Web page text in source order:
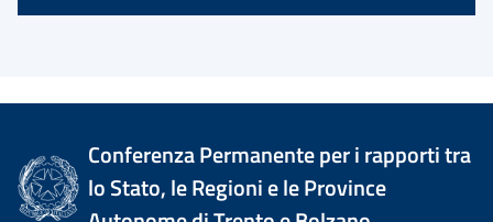
Conferenza Permanente per i rapporti tra
lo Stato, le Regioni e le Province